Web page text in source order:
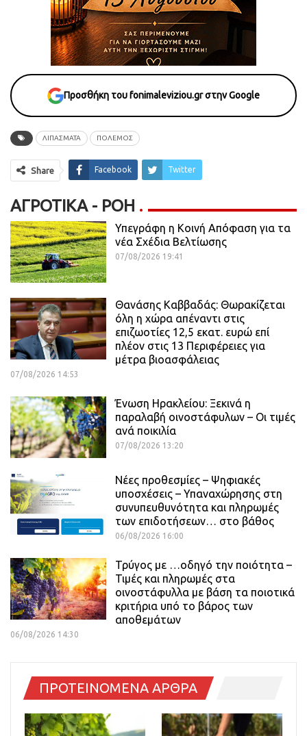
Προσθήκη του fonimaleviziou.gr στην Google
ΛΙΠΑΣΜΑΤΑ ΠΟΛΕΜΟΣ
Share Facebook Twitter
ΑΓΡΟΤΙΚΆ - ΡΟΗ
Υπεγράφη η Κοινή Απόφαση για τα
νέα Σχέδια Βελτίωσης
07/08/2026 19:41
Θανάσης Καββαδάς: Θωρακίζεται
όλη η χώρα απέναντι στις
επιζωοτίες 12,5 εκατ. ευρώ επί
πλέον στις 13 Περιφέρειες για
μέτρα βιοασφάλειας
07/08/2026 14:53
Ένωση Ηρακλείου: Ξεκινά η
παραλαβή οινοστάφυλων – Οι τιμές
ανά ποικιλία
07/08/2026 13:20
Νέες προθεσμίες – Ψηφιακές
υποσχέσεις – Υπαναχώρησης στη
συνυπευθυνότητα και πληρωμές
των επιδοτήσεων… στο βάθος
06/08/2026 16:00
Τρύγος με …οδηγό την ποιότητα –
Τιμές και πληρωμές στα
οινοστάφυλλα με βάση τα ποιοτικά
κριτήρια υπό το βάρος των
αποθεμάτων
06/08/2026 14:30
ΠΡΟΤΕΙΝΟΜΕΝΑ ΑΡΘΡΑ